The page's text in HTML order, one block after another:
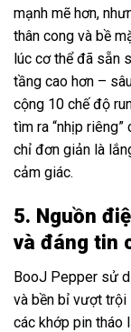
mạnh mẽ hơn,
thân cong và bề
lúc cơ thể đã sẵn
tầng cao hơn –
cộng 10 chế độ
tìm ra “nhịp
chỉ đơn giản là
cảm giác.
5. Nguồn
và đáng tin
BooJ Pepper sử
và bền bỉ vượt trội
các khớp pin tháo